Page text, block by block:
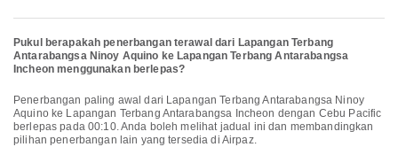
Pukul berapakah penerbangan terawal dari Lapangan Terbang
Antarabangsa Ninoy Aquino ke Lapangan Terbang Antarabangsa
Incheon menggunakan berlepas?
Penerbangan paling awal dari Lapangan Terbang Antarabangsa Ninoy
Aquino ke Lapangan Terbang Antarabangsa Incheon dengan Cebu Pacific
berlepas pada 00:10. Anda boleh melihat jadual ini dan membandingkan
pilihan penerbangan lain yang tersedia di Airpaz.